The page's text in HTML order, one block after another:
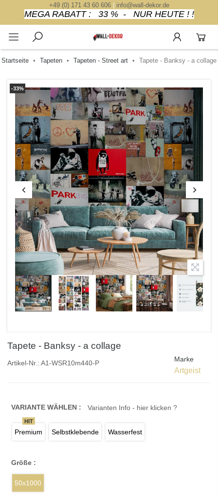
+49 (0) 171 43 60 606| info@wall-dekor.de
MEGA RABATT : 33 % - NUR HEUTE ! !
Startseite Tapeten Tapeten - Street art Tapete - Banksy - a collage
-33%
Tapete - Banksy - a collage
Artikel-Nr.: A1-WSR10m440-P Marke
Artgeist
VARIANTE WÄHLEN : Varianten Info - hier klicken ?
Premium
HIT
Selbstklebende Wasserfest
Größe :
50x1000